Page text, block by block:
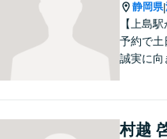
静岡県|
【上島
予約で土
誠実に向
村越